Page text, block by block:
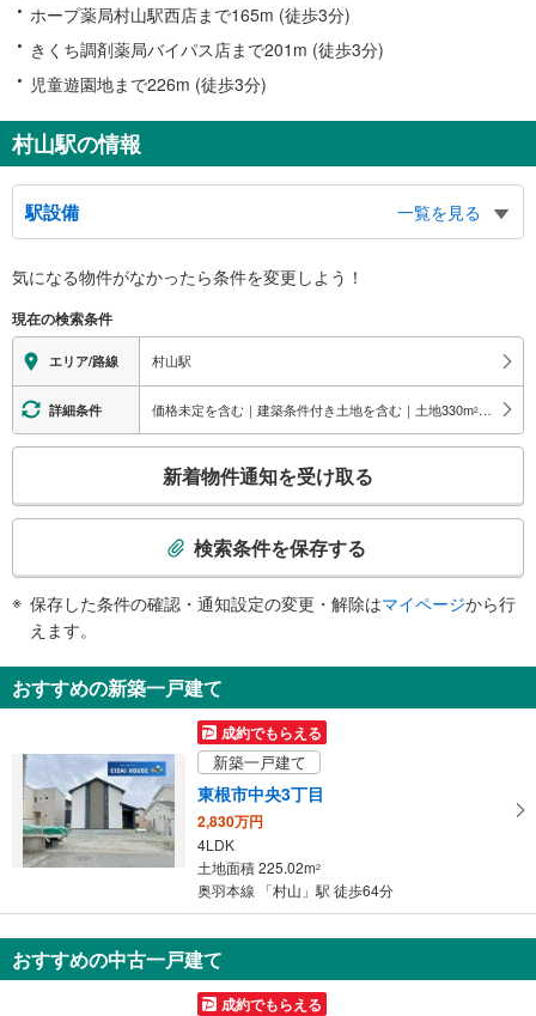
ホープ薬局村山駅西店まで165m (徒歩3分)
きくち調剤薬局バイパス店まで201m (徒歩3分)
児童遊園地まで226m (徒歩3分)
村山駅の情報
駅設備
一覧を見る
※段差なしでの移動経路
地上⇔改札⇔ホーム：○
エレベータ
・各ホーム⇔改札
・改札⇔東口
・改札⇔西口
トイレ
・東口１Ｆ
・西口１Ｆ
・ＡＥＤ
・点字運賃表
気になる物件がなかったら条件を変更しよう！
現在の検索条件
エリア/路線 村山駅
詳細条件 価格未定を含む｜建築条件付き土地を含む｜土地330m2 以上
検
知
を
け
取
る
・
条
マ
イ
ペ
新着物件通知を受け取る
検索条件を保存する
保存した条件の確認・通知設定の変更・解除はマイページから行
えます。
おすすめの新築一戸建て
成約でもらえる
新築一戸建て
東根市中央3丁目
2,830万円
4LDK
土地面積 225.02m2
奥羽本線 「村山」駅 徒歩64分
おすすめの中古一戸建て
成約でもらえる